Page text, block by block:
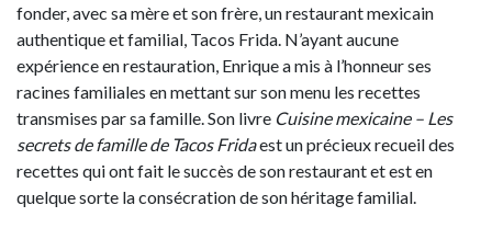
fonder, avec sa mère et son frère, un restaurant mexicain
authentique et familial, Tacos Frida. N’ayant aucune
expérience en restauration, Enrique a mis à l’honneur ses
racines familiales en mettant sur son menu les recettes
transmises par sa famille. Son livre Cuisine mexicaine – Les
secrets de famille de Tacos Fridaest un précieux recueil des
recettes qui ont fait le succès de son restaurant et est en
quelque sorte la consécration de son héritage familial.